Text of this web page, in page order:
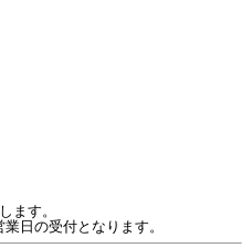
ます。
日の受付となります。